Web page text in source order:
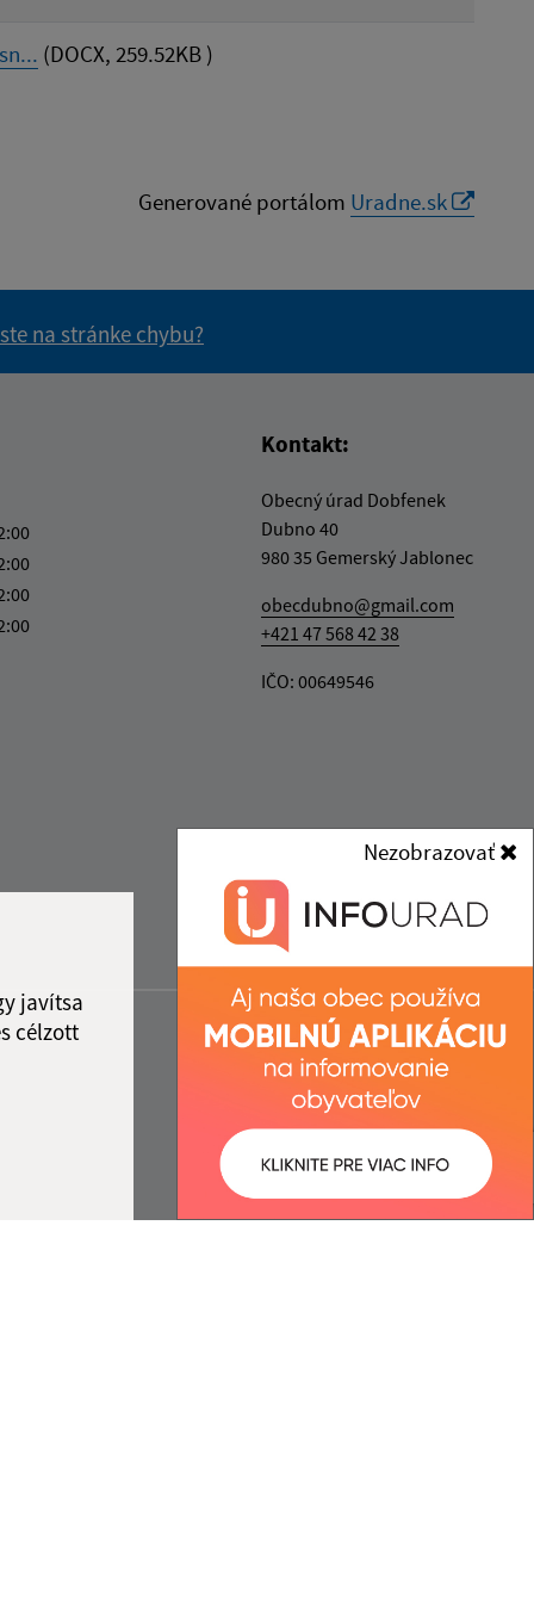
javítsa
célzott
Nezobrazovať
(DOCX, 259.52KB )
Generované portálom Uradne.sk
na stránke chybu?
Kontakt:
Obecný úrad Dobfenek
Dubno 40
980 35 Gemerský Jablonec
obecdubno@gmail.com
+421 47 568 42 38
IČO: 00649546